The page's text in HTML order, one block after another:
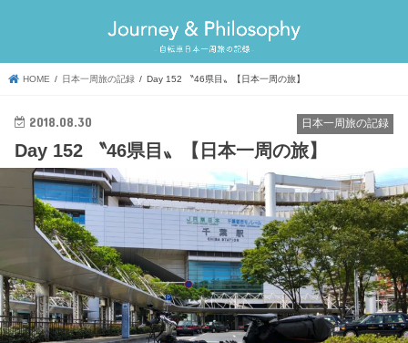
HOME 日本一周旅の記録 Day 152 〝46県目〟【日本一周の旅】
日本一周旅の記録
2018.08.30
Day 152 〝46県目〟【日本一周の旅】